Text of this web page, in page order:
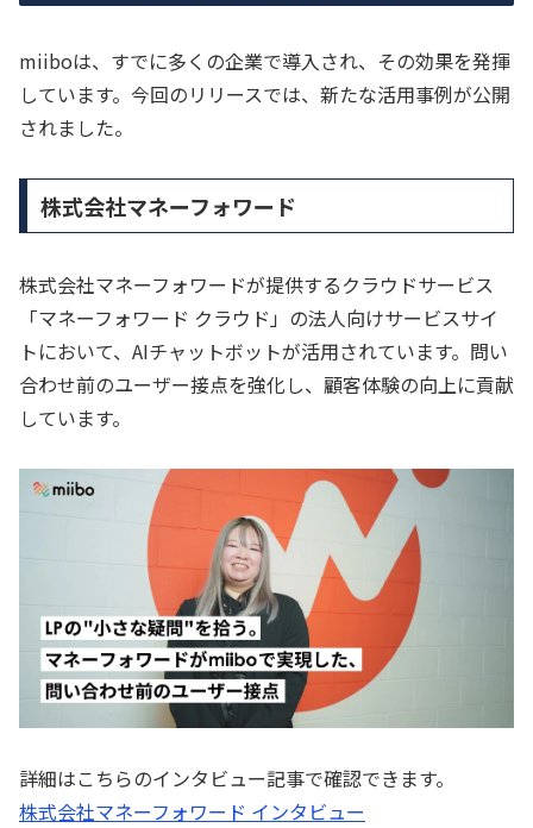
miiboは、すでに多くの企業で導入され、その効果を発揮
しています。今回のリリースでは、新たな活用事例が公開
されました。
株式会社マネーフォワード
株式会社マネーフォワードが提供するクラウドサービス
「マネーフォワード クラウド」の法人向けサービスサイ
トにおいて、AIチャットボットが活用されています。問い
合わせ前のユーザー接点を強化し、顧客体験の向上に貢献
しています。
詳細はこちらのインタビュー記事で確認できます。
株式会社マネーフォワード インタビュー